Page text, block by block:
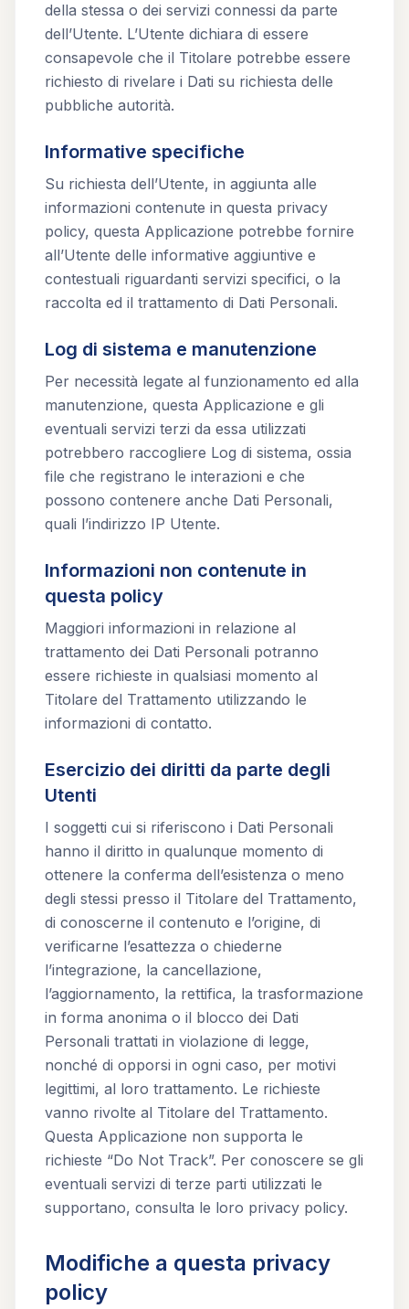
della stessa o dei servizi connessi da parte
dell’Utente. L’Utente dichiara di essere
consapevole che il Titolare potrebbe essere
richiesto di rivelare i Dati su richiesta delle
pubbliche autorità.
Informative specifiche
Su richiesta dell’Utente, in aggiunta alle
informazioni contenute in questa privacy
policy, questa Applicazione potrebbe fornire
all’Utente delle informative aggiuntive e
contestuali riguardanti servizi specifici, o la
raccolta ed il trattamento di Dati Personali.
Log di sistema e manutenzione
Per necessità legate al funzionamento ed alla
manutenzione, questa Applicazione e gli
eventuali servizi terzi da essa utilizzati
potrebbero raccogliere Log di sistema, ossia
file che registrano le interazioni e che
possono contenere anche Dati Personali,
quali l’indirizzo IP Utente.
Informazioni non contenute in
questa policy
Maggiori informazioni in relazione al
trattamento dei Dati Personali potranno
essere richieste in qualsiasi momento al
Titolare del Trattamento utilizzando le
informazioni di contatto.
Esercizio dei diritti da parte degli
Utenti
I soggetti cui si riferiscono i Dati Personali
hanno il diritto in qualunque momento di
ottenere la conferma dell’esistenza o meno
degli stessi presso il Titolare del Trattamento,
di conoscerne il contenuto e l’origine, di
verificarne l’esattezza o chiederne
l’integrazione, la cancellazione,
l’aggiornamento, la rettifica, la trasformazione
in forma anonima o il blocco dei Dati
Personali trattati in violazione di legge,
nonché di opporsi in ogni caso, per motivi
legittimi, al loro trattamento. Le richieste
vanno rivolte al Titolare del Trattamento.
Questa Applicazione non supporta le
richieste “Do Not Track”. Per conoscere se gli
eventuali servizi di terze parti utilizzati le
supportano, consulta le loro privacy policy.
Modifiche a questa privacy
policy